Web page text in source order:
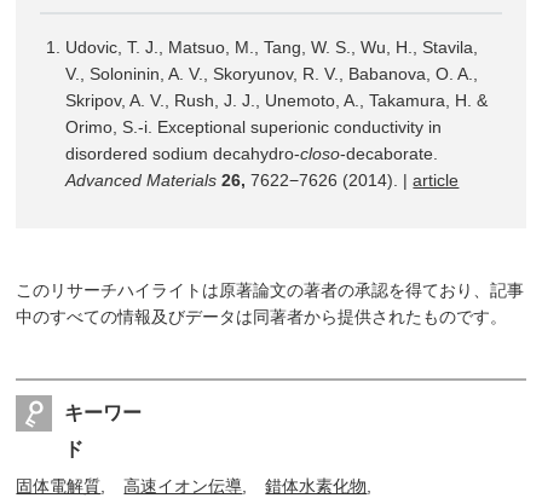
Udovic, T. J., Matsuo, M., Tang, W. S., Wu, H., Stavila,
V., Soloninin, A. V., Skoryunov, R. V., Babanova, O. A.,
Skripov, A. V., Rush, J. J., Unemoto, A., Takamura, H. &
Orimo, S.-i. Exceptional superionic conductivity in
disordered sodium decahydro-closo-decaborate.
Advanced Materials 26,7622−7626 (2014). |article
このリサーチハイライトは原著論文の著者の承認を得ており、記事
中のすべての情報及びデータは同著者から提供されたものです。
キーワー
ド
固体電解質 高速イオン伝導
錯体水素化物